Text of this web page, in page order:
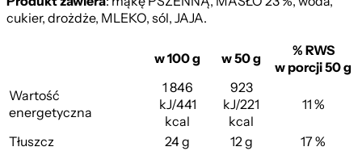
cukier, drożdże, MLEKO, sól, JAJA.
w 100 g w 50 g
% RWS
w porcji 50 g
Wartość
energetyczna
1 846
kJ/441
kcal
923
kJ/221
kcal
11 %
Tłuszcz 24 g 12 g
17 %